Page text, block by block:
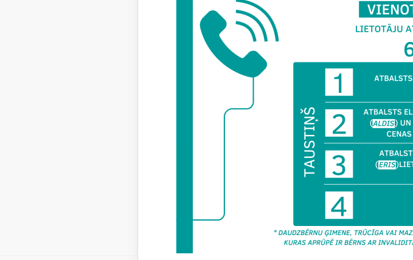
Tagad visi jūsu jautājumi, atsauksmes un
tiks ātri un efektīvi apstrādāti, izmantojot
Saistītas tēmas